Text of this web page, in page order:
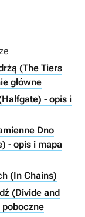
(The Tiers
główne
- opis i
Dno
- opis i mapa
(In Chains)
(Divide and
poboczne